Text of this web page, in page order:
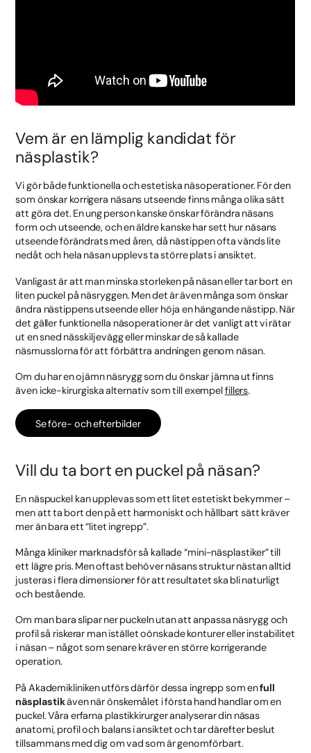
Vem är en lämplig kandidat för
näsplastik?
Vi gör både funktionella och estetiska näsoperationer. För den
som önskar korrigera näsans utseende finns många olika sätt
att göra det. En ung person kanske önskar förändra näsans
form och utseende, och en äldre kanske har sett hur näsans
utseende förändrats med åren, då nästippen ofta vänds lite
nedåt och hela näsan upplevs ta större plats i ansiktet.
Vanligast är att man minska storleken på näsan eller tar bort en
liten puckel på näsryggen. Men det är även många som önskar
ändra nästippens utseende eller höja en hängande nästipp. När
det gäller funktionella näsoperationer är det vanligt att vi rätar
ut en sned nässkiljevägg eller minskar de så kallade
näsmusslorna för att förbättra andningen genom näsan.
Om du har en ojämn näsrygg som du önskar jämna ut finns
även icke-kirurgiska alternativ som till exempelfillers.
Se före- och efterbilder
Vill du ta bort en puckel på näsan?
En näspuckel kan upplevas som ett litet estetiskt bekymmer –
men att ta bort den på ett harmoniskt och hållbart sätt kräver
mer än bara ett “litet ingrepp”.
Många kliniker marknadsför så kallade “mini-näsplastiker” till
ett lägre pris. Men oftast behöver näsans struktur nästan alltid
justeras i flera dimensioner för att resultatet ska bli naturligt
och bestående.
Om man bara slipar ner puckeln utan att anpassa näsrygg och
profil så riskerar man istället oönskade konturer eller instabilitet
i näsan – något som senare kräver en större korrigerande
operation.
På Akademikliniken utförs därför dessa ingrepp som enfull
näsplastikäven när önskemålet i första hand handlar om en
puckel. Våra erfarna plastikkirurger analyserar din näsas
anatomi, profil och balans i ansiktet och tar därefter beslut
tillsammans med dig om vad som är genomförbart.